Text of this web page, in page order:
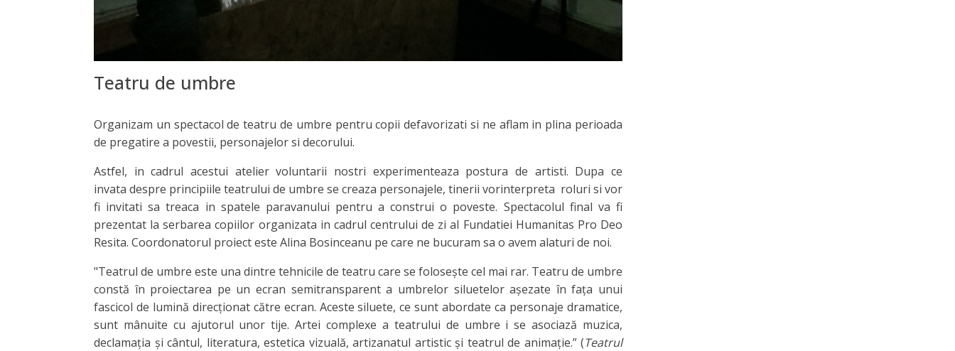
Teatru de umbre
Organizam un spectacol de teatru de umbre pentru copii defavorizati si ne aflam in plina perioada
de pregatire a povestii, personajelor si decorului.
Astfel, in cadrul acestui atelier voluntarii nostri experimenteaza postura de artisti. Dupa ce
invata despre principiile teatrului de umbre se creaza personajele, tinerii vorinterpreta roluri si vor
fi invitati sa treaca in spatele paravanului pentru a construi o poveste. Spectacolul final va fi
prezentat la serbarea copiilor organizata in cadrul centrului de zi al Fundatiei Humanitas Pro Deo
Resita. Coordonatorul proiect este Alina Bosinceanu pe care ne bucuram sa o avem alaturi de noi.
"Teatrul de umbre este una dintre tehnicile de teatru care se folosește cel mai rar. Teatru de umbre
constă în proiectarea pe un ecran semitransparent a umbrelor siluetelor așezate în fața unui
fascicol de lumină direcționat către ecran. Aceste siluete, ce sunt abordate ca personaje dramatice,
sunt mânuite cu ajutorul unor tije. Artei complexe a teatrului de umbre i se asociază muzica,
declamația și cântul, literatura, estetica vizuală, artizanatul artistic și teatrul de animație.” (Teatrul